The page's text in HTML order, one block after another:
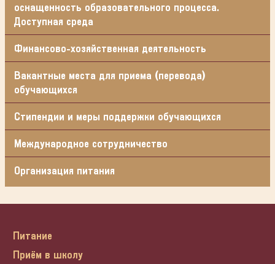
оснащенность образовательного процесса.
Доступная среда
Финансово-хозяйственная деятельность
Вакантные места для приема (перевода)
обучающихся
Стипендии и меры поддержки обучающихся
Международное сотрудничество
Организация питания
Питание
Приём в школу